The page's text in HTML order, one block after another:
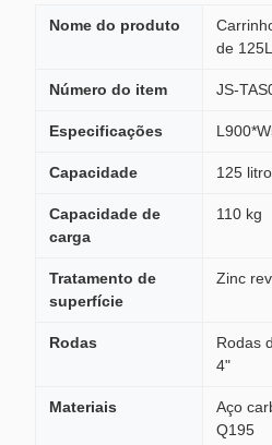
Nome do produto
de 125L
Número do item JS-
Especificações
Capacidade 125
Capacidade de
carga
110 kg
Tratamento de
superfície
Zinc
Rodas
Rodas
4"
Materiais
Aço
Q195